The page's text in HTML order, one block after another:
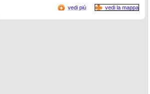
vedi più vedi la mappa